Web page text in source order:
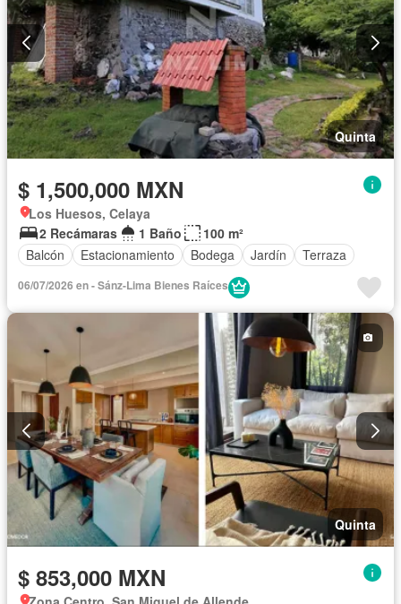
Quinta
$ 1,500,000 MXN
Los Huesos, Celaya
2 Recámaras
1 Baño
100 m²
Balcón
Estacionamiento Bodega Jardín Terraza
06/07/2026 en - Sánz-Lima Bienes Raíces
Quinta
$ 853,000 MXN